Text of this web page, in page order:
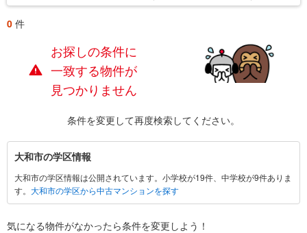
0 件
お探しの条件に
一致する物件が
見つかりません
条件を変更して再度検索してください。
大
和
市
に
す
大和市の学区情報
大和市の学区情報は公開されています。小学校が19件、中学校が9件ありま
す。 大和市の学区から中古マンションを探す
気になる物件がなかったら条件を変更しよう！